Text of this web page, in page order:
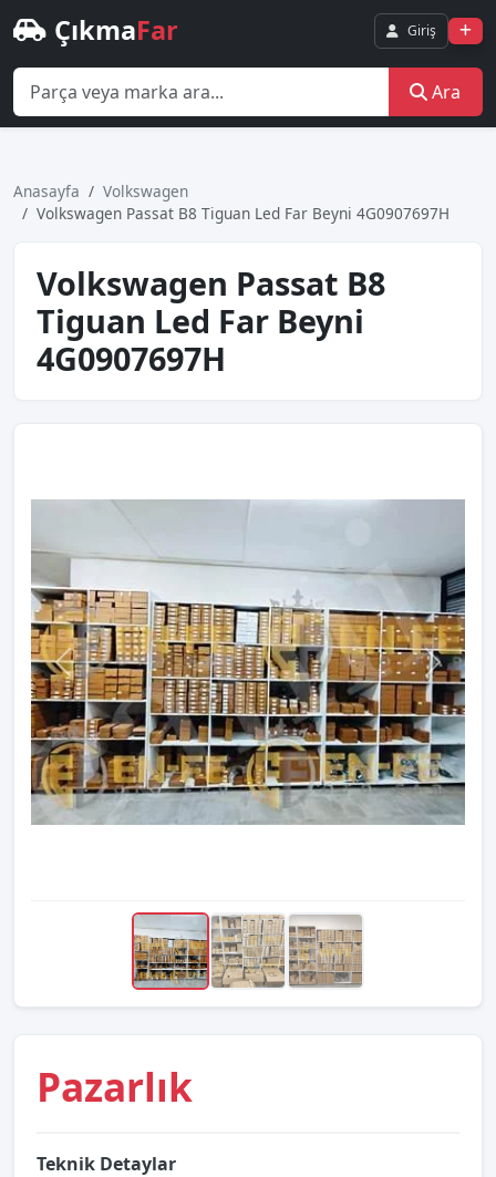
ÇıkmaFar Giriş
Ara
Anasayfa
Volkswagen
Volkswagen Passat B8 Tiguan Led Far Beyni 4G0907697H
Volkswagen Passat B8
Tiguan Led Far Beyni
4G0907697H
Pazarlık
Teknik Detaylar